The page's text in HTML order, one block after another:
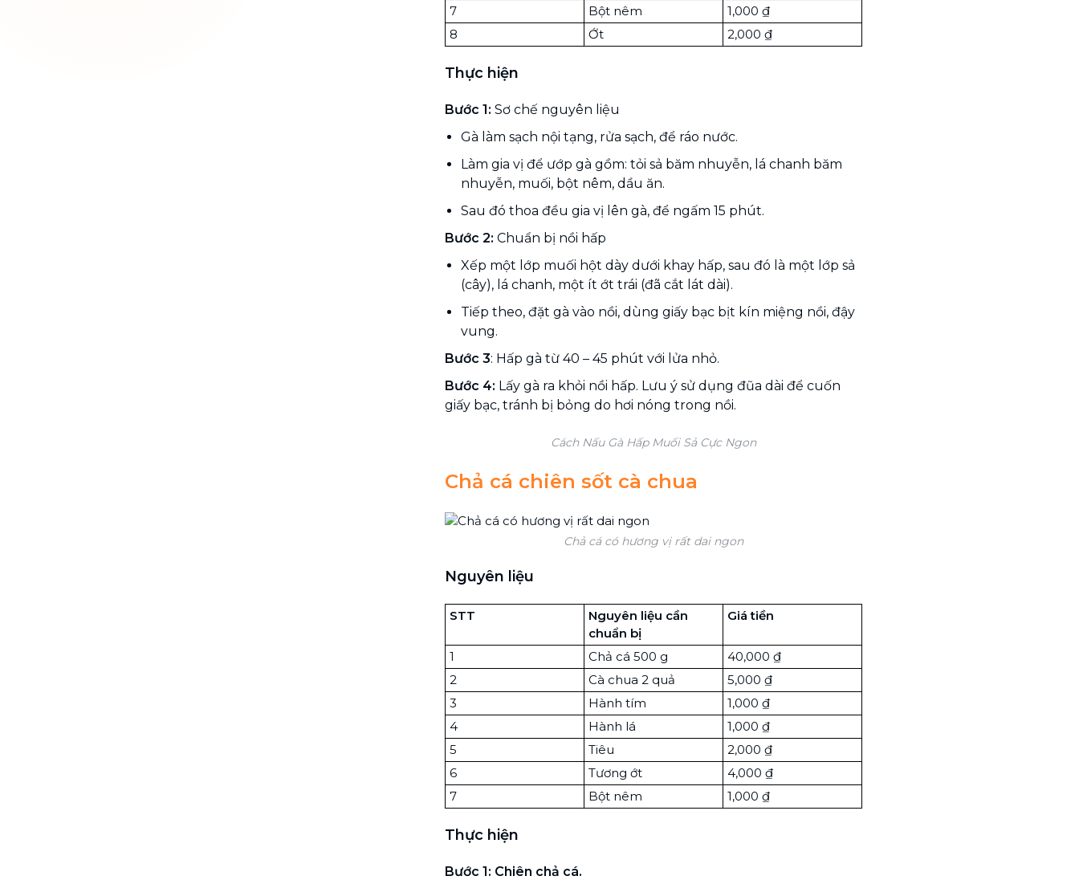
7
Bột nêm
1,000 ₫
8
Ớt 2,000 ₫
Thực hiện
Bước 1: Sơ chế nguyên liệu
Gà làm sạch nội tạng, rửa sạch, để ráo nước.
Làm gia vị để ướp gà gồm: tỏi sả băm nhuyễn, lá chanh băm
nhuyễn, muối, bột nêm, dầu ăn.
Sau đó thoa đều gia vị lên gà, để ngấm 15 phút.
Bước 2: Chuẩn bị nồi hấp
Xếp một lớp muối hột dày dưới khay hấp, sau đó là một lớp sả
(cây), lá chanh, một ít ớt trái (đã cắt lát dài).
Tiếp theo, đặt gà vào nồi, dùng giấy bạc bịt kín miệng nồi, đậy
vung.
Bước 3: Hấp gà từ 40 – 45 phút với lửa nhỏ.
Bước 4: Lấy gà ra khỏi nồi hấp. Lưu ý sử dụng đũa dài để cuốn
giấy bạc, tránh bị bỏng do hơi nóng trong nồi.
Cách Nấu Gà Hấp Muối Sả Cực Ngon
Chả cá chiên sốt cà chua
Chả cá có hương vị rất dai ngon
Nguyên liệu
STT
Nguyên liệu cần
chuẩn bị
Giá tiền
1 Chả cá 500 g
40,000 ₫
2
Cà chua 2 quả
5,000 ₫
3
Hành tím
1,000 ₫
4
Hành lá
1,000 ₫
5
Tiêu
2,000 ₫
6
Tương ớt
4,000 ₫
7
Bột nêm 1,000 ₫
Thực hiện
Bước 1: Chiên chả cá.